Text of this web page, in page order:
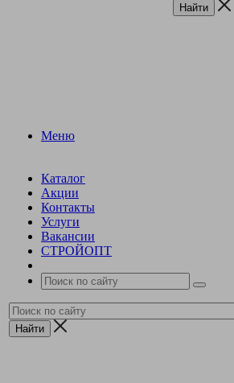
Меню
Каталог
Акции
Контакты
Услуги
Вакансии
СТРОЙОПТ